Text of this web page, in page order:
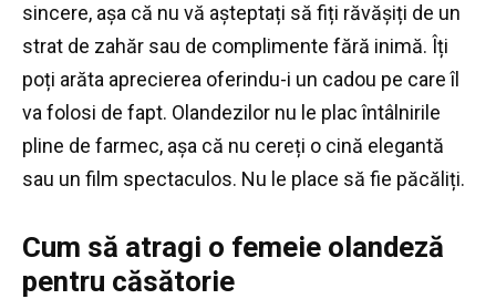
sincere, așa că nu vă așteptați să fiți răvășiți de un
strat de zahăr sau de complimente fără inimă. Îți
poți arăta aprecierea oferindu-i un cadou pe care îl
va folosi de fapt. Olandezilor nu le plac întâlnirile
pline de farmec, așa că nu cereți o cină elegantă
sau un film spectaculos. Nu le place să fie păcăliți.
Cum să atragi o femeie olandeză
pentru căsătorie